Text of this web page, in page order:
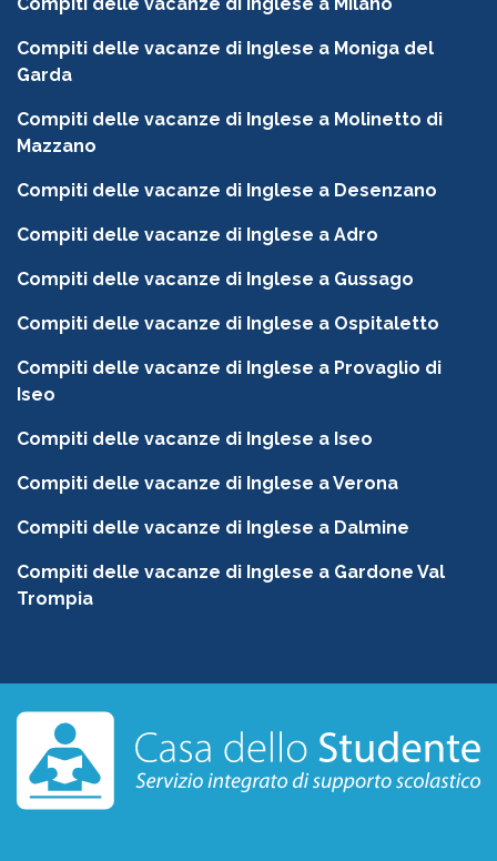
Compiti delle vacanze di Inglese a Moniga del
Garda
Compiti delle vacanze di Inglese a Molinetto di
Mazzano
Compiti delle vacanze di Inglese a Desenzano
Compiti delle vacanze di Inglese a Adro
Compiti delle vacanze di Inglese a Gussago
Compiti delle vacanze di Inglese a Ospitaletto
Compiti delle vacanze di Inglese a Provaglio di
Iseo
Compiti delle vacanze di Inglese a Iseo
Compiti delle vacanze di Inglese a Verona
Compiti delle vacanze di Inglese a Dalmine
Compiti delle vacanze di Inglese a Gardone Val
Trompia